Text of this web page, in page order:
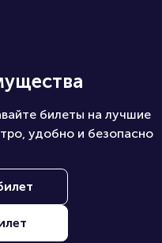
билеты на лучшие
удобно и безопасно